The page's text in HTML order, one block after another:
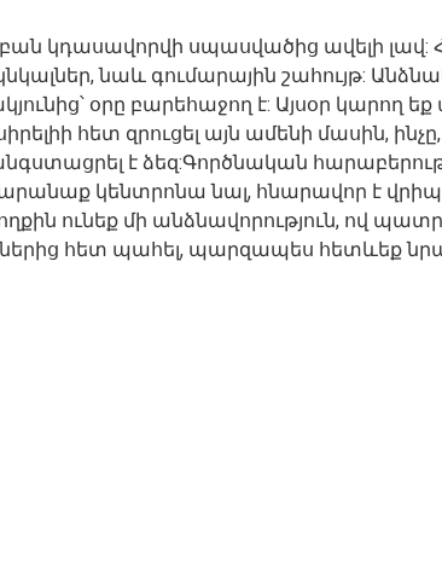
կդասավորվի սպասվածից ավելի լավ:
նաև գումարային շահույթ:
օրը բարեհաջող է: Այսօր կարող
հետ զրուցել այն ամենի մասին,
է ձեզ:Գործնական
կենտրոնա նալ, հնարավոր է
ունեք մի անձնավորություն, ով
հետ պահել, պարզապես հետևեք